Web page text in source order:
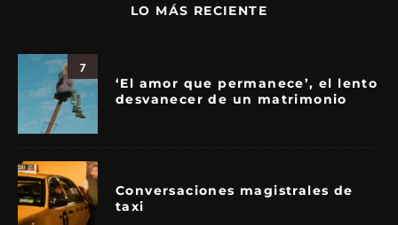
LO MÁS RECIENTE
7
‘El amor que permanece’, el lento
desvanecer de un matrimonio
Conversaciones magistrales de
taxi